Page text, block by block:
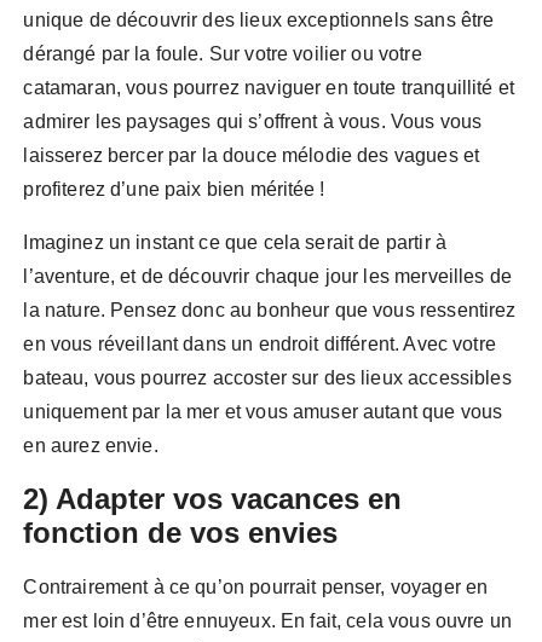
unique de découvrir des lieux exceptionnels sans être
dérangé par la foule. Sur votre voilier ou votre
catamaran, vous pourrez naviguer en toute tranquillité et
admirer les paysages qui s’offrent à vous. Vous vous
laisserez bercer par la douce mélodie des vagues et
profiterez d’une paix bien méritée !
Imaginez un instant ce que cela serait de partir à
l’aventure, et de découvrir chaque jour les merveilles de
la nature. Pensez donc au bonheur que vous ressentirez
en vous réveillant dans un endroit différent. Avec votre
bateau, vous pourrez accoster sur des lieux accessibles
uniquement par la mer et vous amuser autant que vous
en aurez envie.
2) Adapter vos vacances en
fonction de vos envies
Contrairement à ce qu’on pourrait penser, voyager en
mer est loin d’être ennuyeux. En fait, cela vous ouvre un